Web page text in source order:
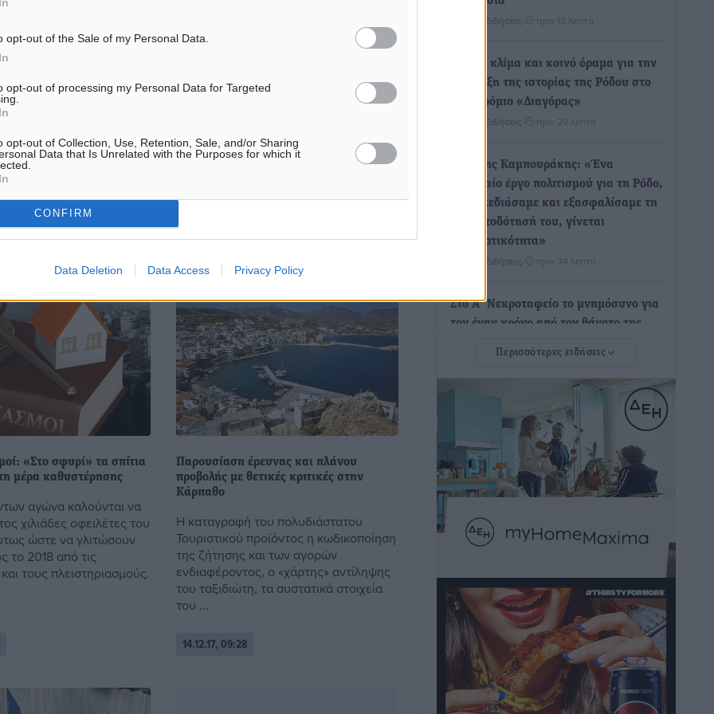
opt-out of the Sale of my Personal Data.
opt-out of processing my Personal Data for Targeted
opt-out of Collection, Use, Retention, Sale, and/or Sharing
Data that Is Unrelated with the Purposes for which it
CONFIRM
Data Deletion Data Access Privacy Policy
αναξιόπιστα τα
έναντι της
επαγγελματική ζωή
οι πολίτες σύμφωνα με
έρευνες του
Πολιτικών
Toν απολογισμό του και το σχεδιασμό
κρουαζιέρας Celestyal Cruises ανέλυσε
ο CEO K. Αναστασιάδης. Διατηρήθηκε
«Στο σφυρί» τα σπίτια
μέρα καθυστέρησης
αγώνα καλούνται να
χιλιάδες οφειλέτες του
ώστε να γλιτώσουν
το 2018 από τις
τους πλειστηριασμούς.
Παρουσίαση έρευνας και πλάνου
προβολής με θετικές κριτικές στην
Κάρπαθο
Η καταγραφή του πολυδιάστατου
Τουριστικού προϊόντος η κωδικοποίηση
της ζήτησης και των αγορών
ενδιαφέροντος, ο «χάρτης» αντίληψης
του ταξιδιώτη, τα συστατικά στοιχεία
του ...
14.12.17, 09:28
Τοπικές Ειδήσεις πριν 13 λεπτά
Θετικό κλίμα και κοινό όραμα για την
ανάδειξη της ιστορίας της Ρόδου στο
Αεροδρόμιο «Διαγόρας»
Τοπικές Ειδήσεις πριν 29 λεπτά
Αντώνης Καμπουράκης: «Ένα
σπουδαίο έργο πολιτισμού για τη Ρόδο,
που σχεδιάσαμε και εξασφαλίσαμε τη
χρηματοδότησή του, γίνεται
πραγματικότητα»
Τοπικές Ειδήσεις πριν 34 λεπτά
Στο Α΄ Νεκροταφείο το μνημόσυνο για
τον έναν χρόνο από τον θάνατο της
πριν 1 ώρα
Κυριάκος Μητσοτάκης: Ανάσα στα
Χανιά, αλλά με το βλέμμα στη ΔΕΘ και
τις εκλογές του 2027
Ειδήσεις πριν 1 ώρα
Μαξίμου: “Ο τουρισμός μπορεί να γίνει
ο μεγαλύτερος πελάτης της ελληνικής
Έρευνα ΕΟΤ: Οι Ευρωπαίοι ταξιδιώτες
«ψηφίζουν» Ελλάδα
Ειδήσεις• πριν 2 ώρες
Άκυρες οι εγκύκλιοι που δεν
Περισσότερες ειδήσεις